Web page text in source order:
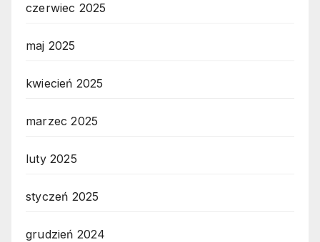
czerwiec 2025
maj 2025
kwiecień 2025
marzec 2025
luty 2025
styczeń 2025
grudzień 2024